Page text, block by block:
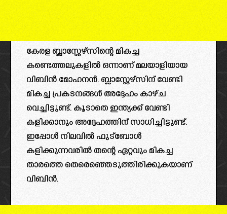
കേരള ബ്ലാസ്റ്റേഴ്‌സിന്റെ മികച്ച
കണ്ടെത്തലുകളിൽ ഒന്നാണ് മലയാളിയായ
വിബിൻ മോഹനൻ. ബ്ലാസ്റ്റേഴ്‌സിന് വേണ്ടി
മികച്ച പ്രകടനങ്ങൾ അദ്ദേഹം കാഴ്ച
വെച്ചിട്ടുണ്ട്. കൂടാതെ ഇന്ത്യക്ക് വേണ്ടി
കളിക്കാനും അദ്ദേഹത്തിന് സാധിച്ചിട്ടുണ്ട്.
ഇപ്പോൾ നിലവിൽ ഫുട്ബോൾ
കളിക്കുന്നവരിൽ തന്റെ ഏറ്റവും മികച്ച
താരത്തെ തെരെഞ്ഞെടുത്തിരിക്കുകയാണ്
വിബിൻ.